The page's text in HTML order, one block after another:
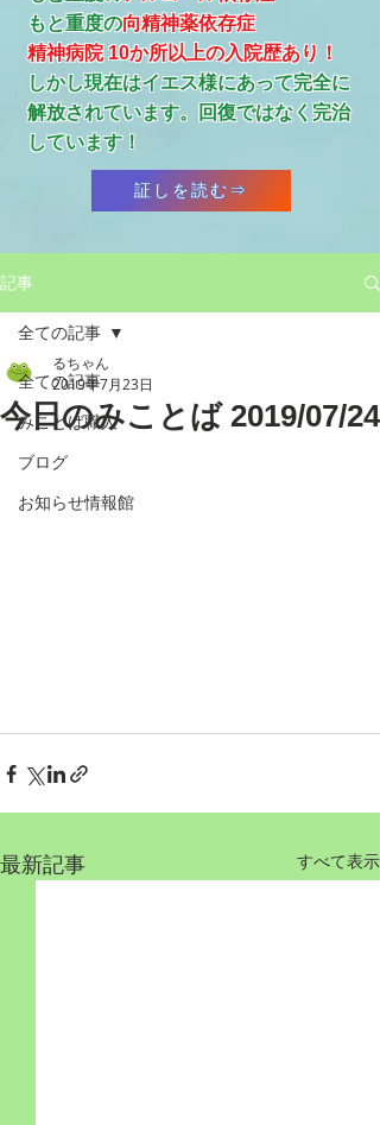
​もと重度の向精神薬依存症
精神病院 10か所以上の入院歴あり！
​しかし現在はイエス様にあって完全に
解放されています。回復ではなく完治
しています！
証しを読む⇒
記事
全ての記事
みことば職人
ブログ
お知らせ情報館
全ての記事
今日のみことば 2019/07/24
るちゃん
2019年7月23日
最新記事 すべて表示